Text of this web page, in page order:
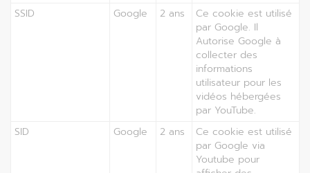
SSID
Google 2 ans
Ce cookie est utilisé
par Google. Il
Autorise Google à
collecter des
informations
utilisateur pour les
vidéos hébergées
par YouTube.
SID
Google 2 ans
Ce cookie est utilisé
par Google via
Youtube pour